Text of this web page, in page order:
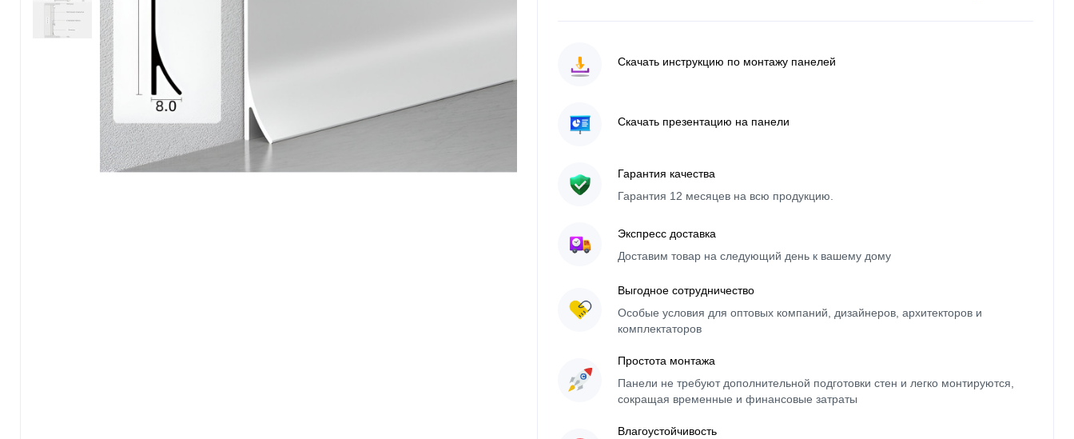
Скачать инструкцию по монтажу панелей
Скачать презентацию на панели
Гарантия качества
Гарантия 12 месяцев на всю продукцию.
Экспресс доставка
Доставим товар на следующий день к вашему дому
Выгодное сотрудничество
Особые условия для оптовых компаний, дизайнеров, архитекторов и
комплектаторов
Простота монтажа
Панели не требуют дополнительной подготовки стен и легко монтируются,
сокращая временные и финансовые затраты
Влагоустойчивость